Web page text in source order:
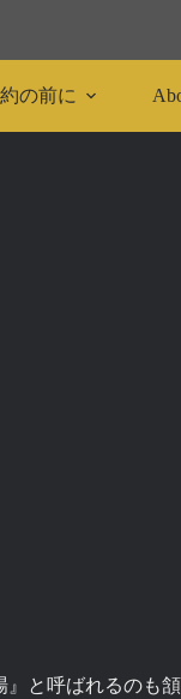
の前に
』と呼ばれるのも頷